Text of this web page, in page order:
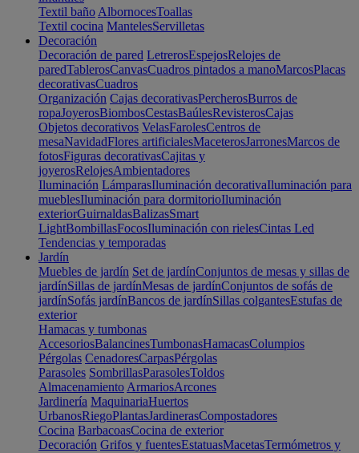
Textil baño AlbornocesToallas
Textil cocina MantelesServilletas
Decoración
Decoración de pared LetrerosEspejosRelojes de
paredTablerosCanvasCuadros pintados a manoMarcosPlacas
decorativasCuadros
Organización Cajas decorativasPercherosBurros de
ropaJoyerosBiombosCestasBaúlesRevisterosCajas
Objetos decorativos VelasFarolesCentros de
mesaNavidadFlores artificialesMaceterosJarronesMarcos de
fotosFiguras decorativasCajitas y
joyerosRelojesAmbientadores
Iluminación LámparasIluminación decorativaIluminación para
mueblesIluminación para dormitorioIluminación
exteriorGuirnaldasBalizasSmart
LightBombillasFocosIluminación con rielesCintas Led
Tendencias y temporadas
Jardín
Muebles de jardín Set de jardínConjuntos de mesas y sillas de
jardínSillas de jardínMesas de jardínConjuntos de sofás de
jardínSofás jardínBancos de jardínSillas colgantesEstufas de
exterior
Hamacas y tumbonas
AccesoriosBalancinesTumbonasHamacasColumpios
Pérgolas CenadoresCarpasPérgolas
Parasoles SombrillasParasolesToldos
Almacenamiento ArmariosArcones
Jardinería MaquinariaHuertos
UrbanosRiegoPlantasJardinerasCompostadores
Cocina BarbacoasCocina de exterior
Decoración Grifos y fuentesEstatuasMacetasTermómetros y